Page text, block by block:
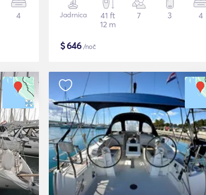
4 Jadrnica
41 ft
12 m
7 3 4
$646/noč